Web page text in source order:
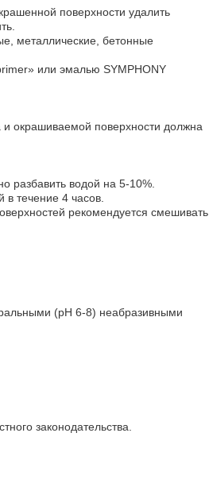
поверхности удалить
металлические, бетонные
или эмалью SYMPHONY
окрашиваемой поверхности должна
водой на 5-10%.
течение 4 часов.
рекомендуется смешивать
(рН 6-8) неабразивными
законодательства.